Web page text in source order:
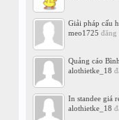
Giải pháp cấu
meo1725 đăng
Quảng cáo
alothietke_18
In standee giá
alothietke_18